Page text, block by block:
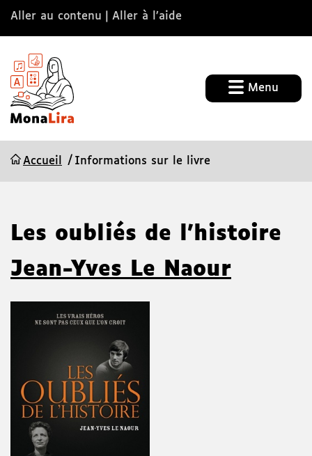
Aller au contenu Aller à l’aide
Menu
Accueil Informations sur le livre
Les oubliés de l'histoire
Jean-Yves Le Naour